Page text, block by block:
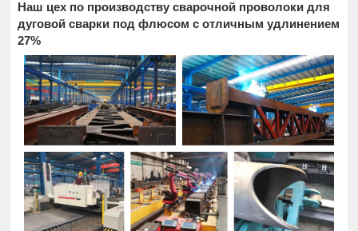
Наш цех по производству сварочной проволоки для
дуговой сварки под флюсом с отличным удлинением
27%